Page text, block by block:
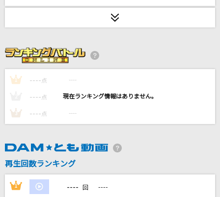
[生音]My Heart Will Go On [タイタニック・愛
Celine Dion
夏祭り
マーシャル・マキシマイザー feat.可不(KAFU)
柊マグネタイト
Love is...
加藤ミリヤ
赤裸裸
1 ---- 点 ----
---- 点 ----
3 ---- 点 ----
再生回数ランキング
1 ---- 回 ----